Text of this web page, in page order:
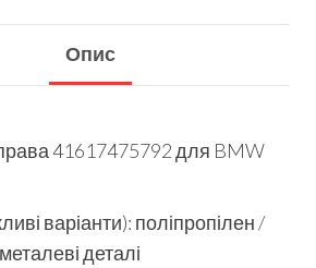
Опис
41617475792 для BMW
варіанти): поліпропілен /
деталі